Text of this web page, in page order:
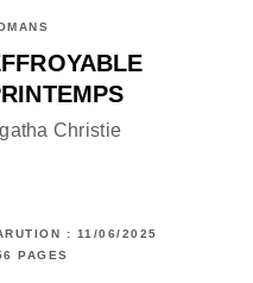
Christie
: 11/06/2025
PAGES